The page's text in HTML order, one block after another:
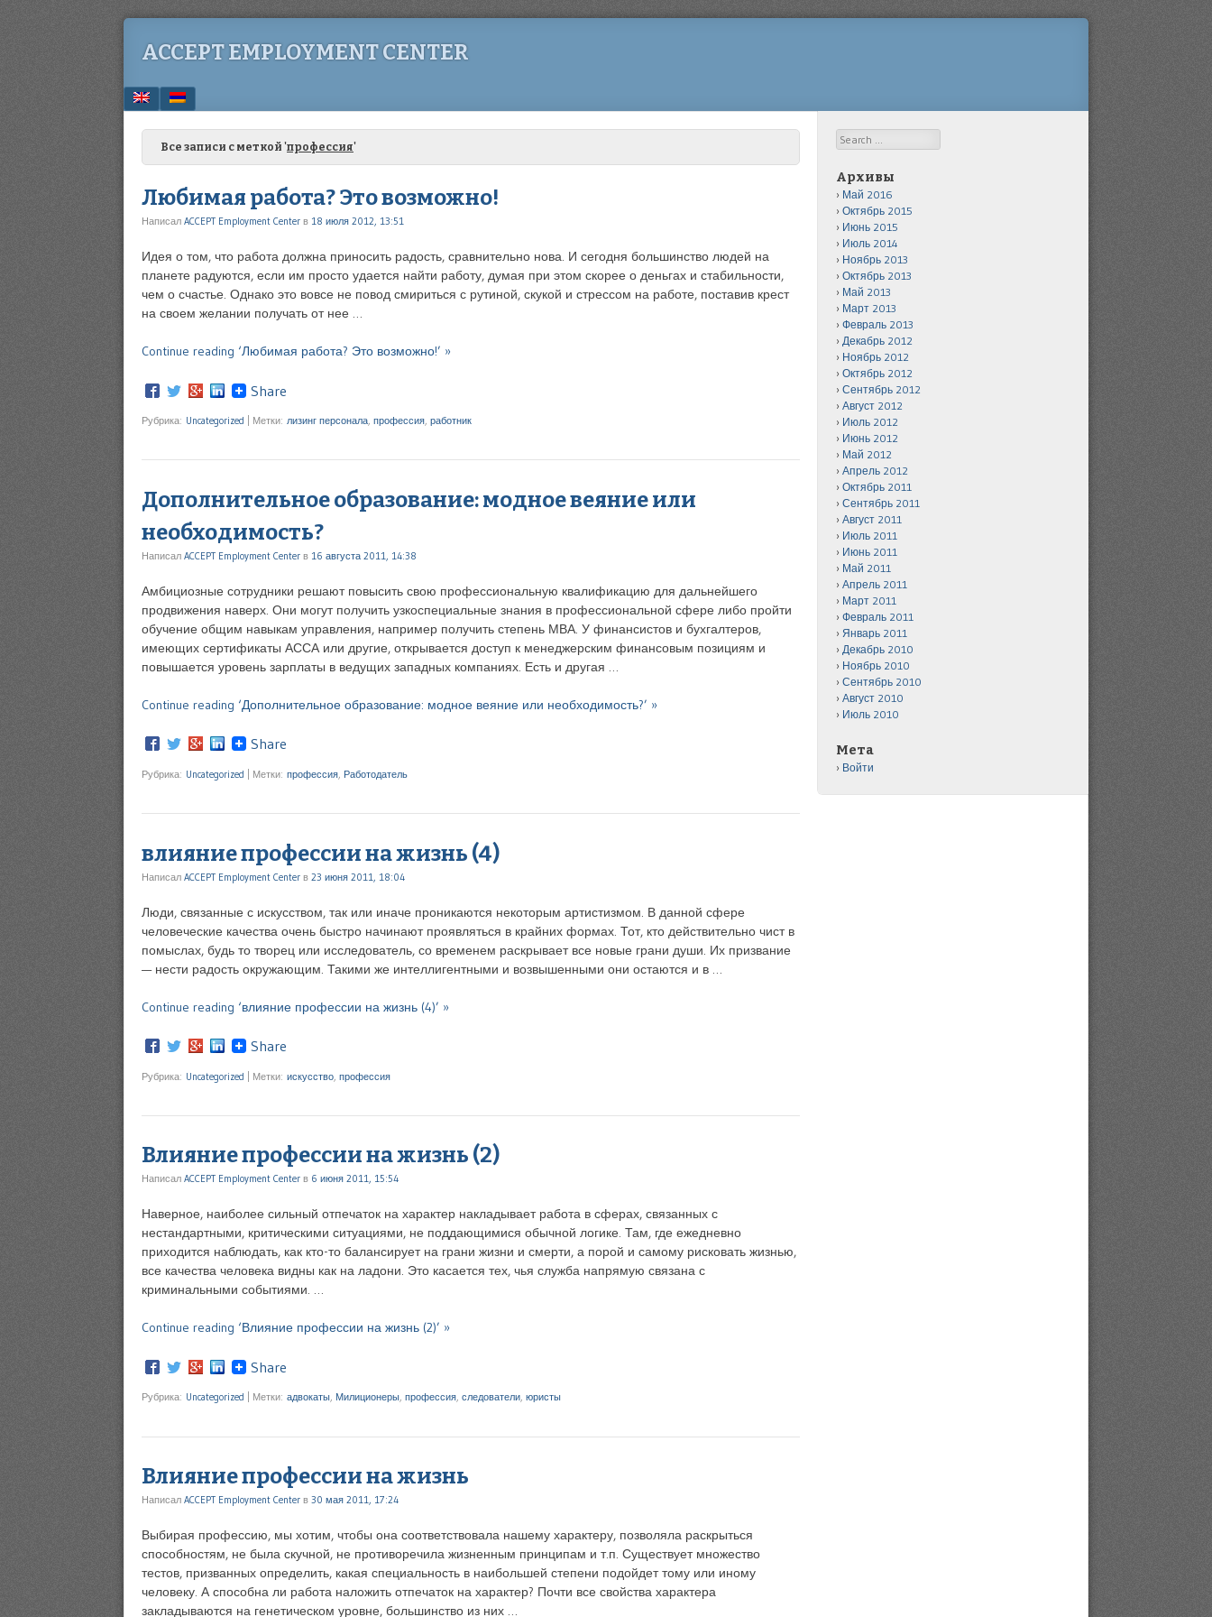
ACCEPT EMPLOYMENT CENTER
Menu
SKIP TO CONTENT
Все записи с меткой 'профессия'
Любимая работа? Это возможно!
Написал ACCEPT Employment Center в 18 июля 2012, 13:51
Идея о том, что работа должна приносить радость, сравнительно нова. И сегодня большинство людей на
планете радуются, если им просто удается найти работу, думая при этом скорее о деньгах и стабильности,
чем о счастье. Однако это вовсе не повод смириться с рутиной, скукой и стрессом на работе, поставив крест
на своем желании получать от нее …
Continue reading ‘Любимая работа? Это возможно!’ »
Share
Рубрика: Uncategorized Метки: лизинг персонала, профессия, работник
Дополнительное образование: модное веяние или
необходимость?
Написал ACCEPT Employment Center в 16 августа 2011, 14:38
Амбициозные сотрудники решают повысить свою профессиональную квалификацию для дальнейшего
продвижения наверх. Они могут получить узкоспециальные знания в профессиональной сфере либо пройти
обучение общим навыкам управления, например получить степень МВА. У финансистов и бухгалтеров,
имеющих сертификаты АССА или другие, открывается доступ к менеджерским финансовым позициям и
повышается уровень зарплаты в ведущих западных компаниях. Есть и другая …
Continue reading ‘Дополнительное образование: модное веяние или необходимость?’ »
Share
Рубрика: Uncategorized Метки: профессия Работодатель
влияние профессии на жизнь (4)
Написал ACCEPT Employment Center в 23 июня 2011, 18:04
Люди, связанные с искусством, так или иначе проникаются некоторым артистизмом. В данной сфере
человеческие качества очень быстро начинают проявляться в крайних формах. Тот, кто действительно чист в
помыслах, будь то творец или исследователь, со временем раскрывает все новые грани души. Их призвание
— нести радость окружающим. Такими же интеллигентными и возвышенными они остаются и в …
Continue reading ‘влияние профессии на жизнь (4)’ »
Share
Рубрика: Uncategorized Метки: искусство профессия
Влияние профессии на жизнь (2)
Написал ACCEPT Employment Center в 6 июня 2011, 15:54
Наверное, наиболее сильный отпечаток на характер накладывает работа в сферах, связанных с
нестандартными, критическими ситуациями, не поддающимися обычной логике. Там, где ежедневно
приходится наблюдать, как кто-то балансирует на грани жизни и смерти, а порой и самому рисковать жизнью,
все качества человека видны как на ладони. Это касается тех, чья служба напрямую связана с
криминальными событиями. …
Continue reading ‘Влияние профессии на жизнь (2)’ »
Share
Рубрика: Uncategorized Метки: адвокаты, Милиционеры, профессия, следователи, юристы
Влияние профессии на жизнь
Написал ACCEPT Employment Center в 30 мая 2011, 17:24
Выбирая профессию, мы хотим, чтобы она соответствовала нашему характеру, позволяла раскрыться
способностям, не была скучной, не противоречила жизненным принципам и т.п. Существует множество
тестов, призванных определить, какая специальность в наибольшей степени подойдет тому или иному
человеку. А способна ли работа наложить отпечаток на характер? Почти все свойства характера
закладываются на генетическом уровне, большинство из них …
Search
Архивы
Май 2016
Октябрь 2015
Июнь 2015
Июль 2014
Ноябрь 2013
Октябрь 2013
Май 2013
Март 2013
Февраль 2013
Декабрь 2012
Ноябрь 2012
Октябрь 2012
Сентябрь 2012
Август 2012
Июль 2012
Июнь 2012
Май 2012
Апрель 2012
Октябрь 2011
Сентябрь 2011
Август 2011
Июль 2011
Июнь 2011
Май 2011
Апрель 2011
Март 2011
Февраль 2011
Январь 2011
Декабрь 2010
Ноябрь 2010
Сентябрь 2010
Август 2010
Июль 2010
Мета
Войти